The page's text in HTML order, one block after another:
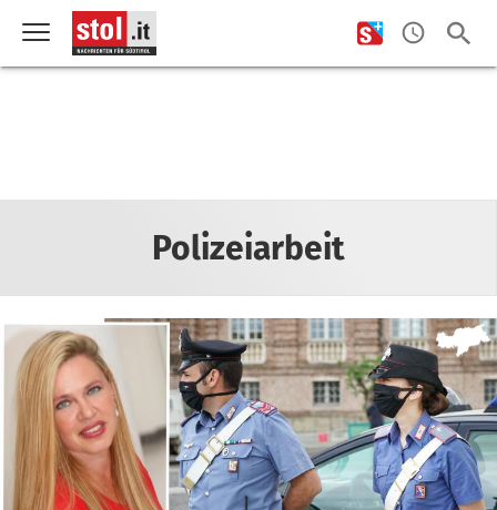
Polizeiarbeit